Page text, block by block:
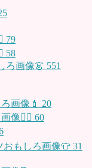
79
58
ろ画像👗 551
画像💄 20
像👱‍♀️ 60
おもしろ画像👕 31